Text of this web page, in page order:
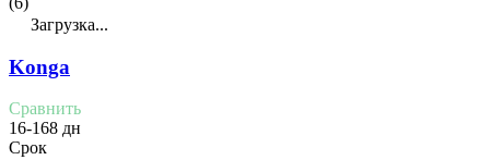
Загрузка...
Konga
Сравнить
16-168 дн
Срок